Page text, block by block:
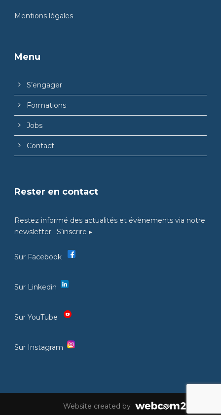
Mentions légales
Menu
S’engager
Formations
Jobs
Contact
Rester en contact
Restez informé des actualités et évènements via notre
newsletter : S’inscrire ▸
Sur Facebook
Sur Linkedin
Sur YouTube
Sur Instagram
Website created by